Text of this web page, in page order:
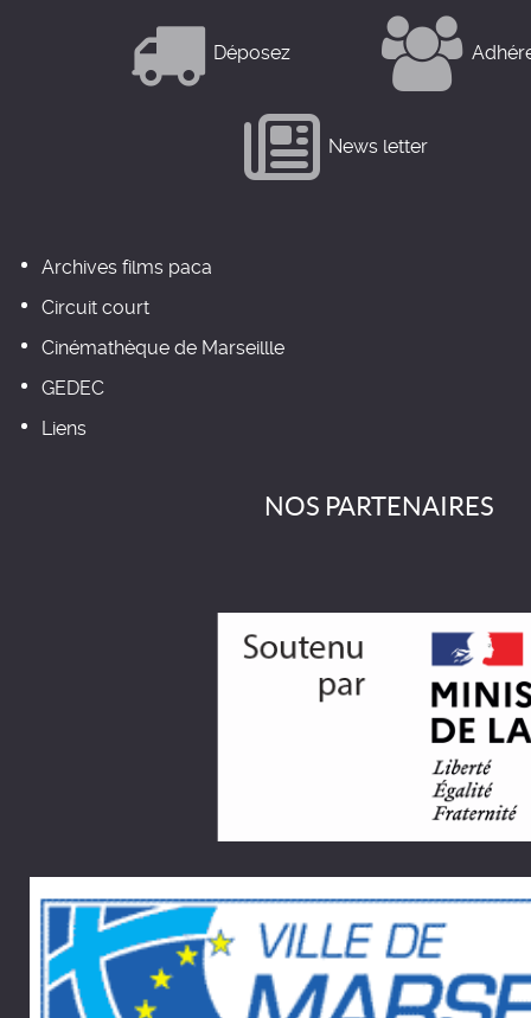
Déposez
News letter
Archives films paca
Circuit court
Cinémathèque de Marseillle
GEDEC
Liens
NOS PARTENAIRES